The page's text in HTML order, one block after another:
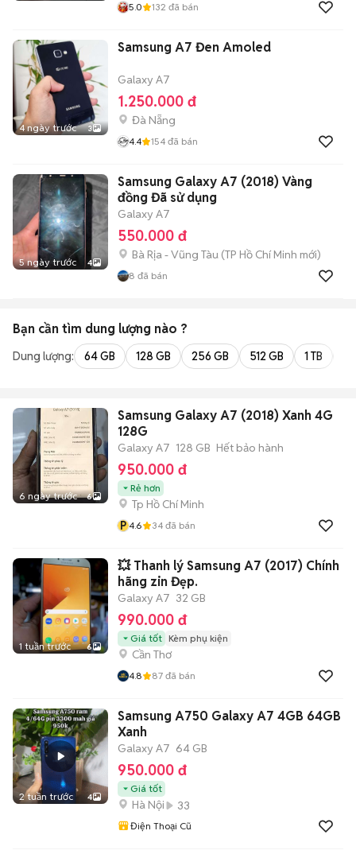
5.0 132 đã bán
4 ngày trước 3
Samsung A7 Đen Amoled
Galaxy A7
1.250.000 đ
Đà Nẵng
4.4 154 đã bán
5 ngày trước 4
Samsung Galaxy A7 (2018) Vàng
đồng Đã sử dụng
Galaxy A7
550.000 đ
Bà Rịa - Vũng Tàu (TP Hồ Chí Minh mới)
8 đã bán
Bạn cần tìm dung lượng nào ?
Dung lượng: 64 GB 128 GB 256 GB 512 GB 1 TB
6 ngày trước 6
Samsung Galaxy A7 (2018) Xanh 4G
128G
Galaxy A7 128 GB Hết bảo hành
950.000 đ
Rẻ hơn
Tp Hồ Chí Minh
P 4.6 34 đã bán
1 tuần trước 6
💥 Thanh lý Samsung A7 (2017) Chính
hãng zin Đẹp.
Galaxy A7 32 GB
990.000 đ
Giá tốt Kèm phụ kiện
Cần Thơ
4.8 87 đã bán
2 tuần trước 4
Samsung A750 Galaxy A7 4GB 64GB
Xanh
Galaxy A7 64 GB
950.000 đ
Giá tốt
Hà Nội 33
Điện Thoại Cũ